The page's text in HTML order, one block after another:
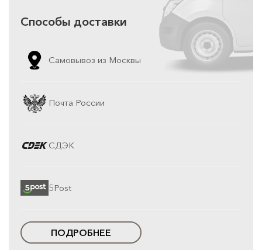
Способы доставки
Самовывоз из Москвы
Почта России
СДЭК
5Post
ПОДРОБНЕЕ